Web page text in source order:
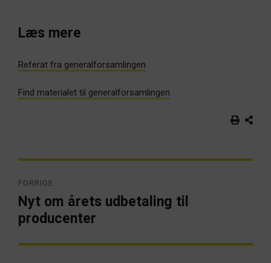
Læs mere
Referat fra generalforsamlingen
Find materialet til generalforsamlingen
FORRIGE
Forrige
artikel:
Nyt om årets udbetaling til
producenter